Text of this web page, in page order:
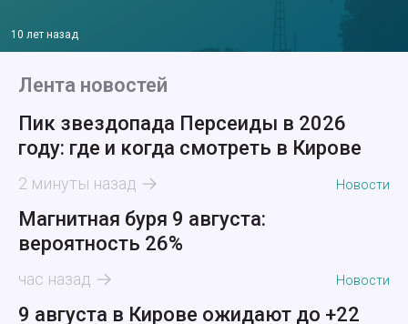
10 лет назад
Лента новостей
Пик звездопада Персеиды в 2026
году: где и когда смотреть в Кирове
2 минуты назад Новости
Магнитная буря 9 августа:
вероятность 26%
час назад Новости
9 августа в Кирове ожидают до +22